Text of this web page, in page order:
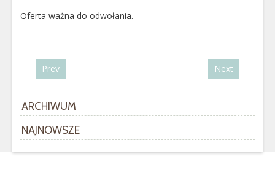
Oferta ważna do odwołania.
Prev Next
ARCHIWUM
NAJNOWSZE